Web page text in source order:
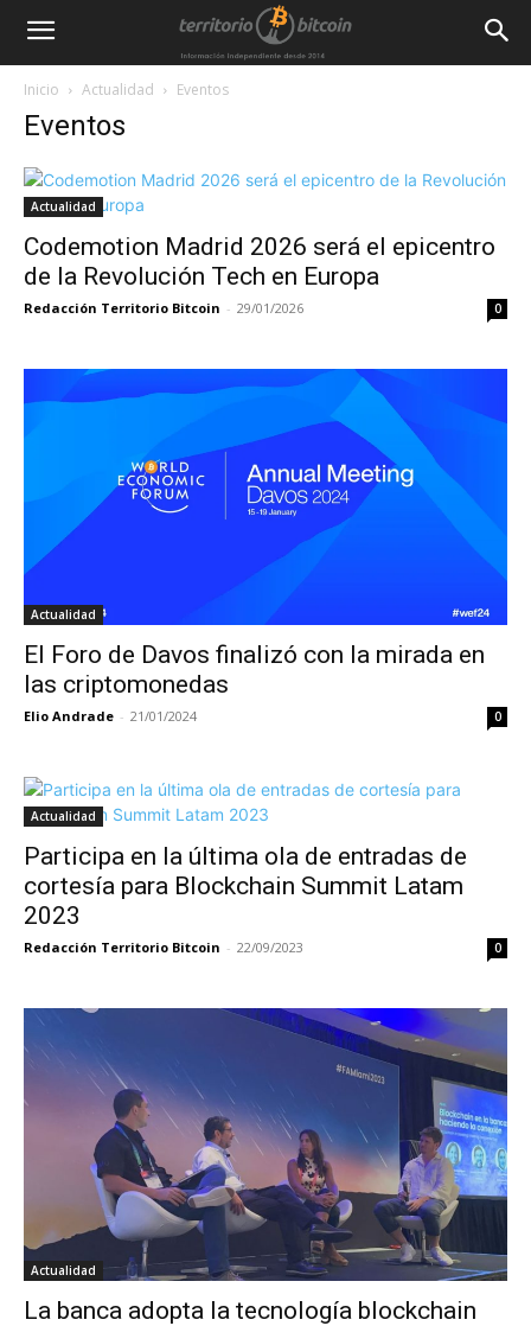
Inicio Actualidad Eventos
Eventos
Actualidad
Codemotion Madrid 2026 será el epicentro
de la Revolución Tech en Europa
Redacción Territorio Bitcoin - 29/01/2026 0
Actualidad
El Foro de Davos finalizó con la mirada en
las criptomonedas
Elio Andrade - 21/01/2024 0
Actualidad
Participa en la última ola de entradas de
cortesía para Blockchain Summit Latam
2023
Redacción Territorio Bitcoin - 22/09/2023 0
Actualidad
La banca adopta la tecnología blockchain